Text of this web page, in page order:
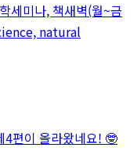
세미나, 책새벽(월~금
natural
4편이 올라왔네요! 🤓